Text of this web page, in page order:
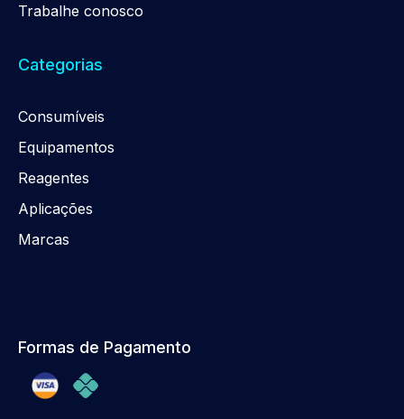
Trabalhe conosco
Categorias
Consumíveis
Equipamentos
Reagentes
Aplicações
Marcas
Formas de Pagamento